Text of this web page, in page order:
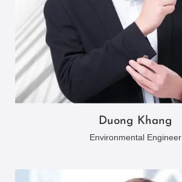
Duong Khang
Environmental Engineer